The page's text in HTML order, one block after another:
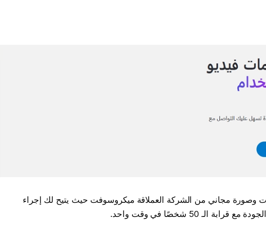
وصورة مجاني من الشركة العملاقة ميكروسوفت حيث يتيح لك إجراء
الـ 50 شخصًا في وقت واحد.